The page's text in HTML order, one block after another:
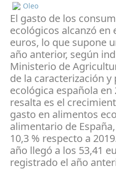
Oleo
El gasto de los
ecológicos alcanzó en
euros, lo que supone
año anterior, según
Ministerio de
de la caracterización
ecológica española
resalta es el
gasto en alimentos
alimentario de
10,3 % respecto a
año llegó a los 53,41
registrado el año